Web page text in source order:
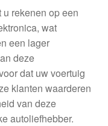
rekenen op een
wat
een lager
deze
dat uw voertuig
klanten waarderen
van deze
autoliefhebber.